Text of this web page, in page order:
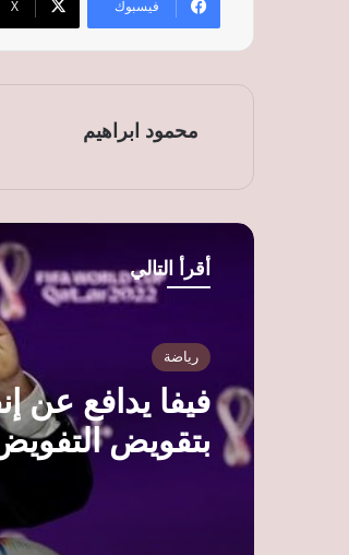
فيسبوك ‫X
محمود ابراهيم
أقرأ التالي
رياضة
فيفا يدافع عن
بتقويض